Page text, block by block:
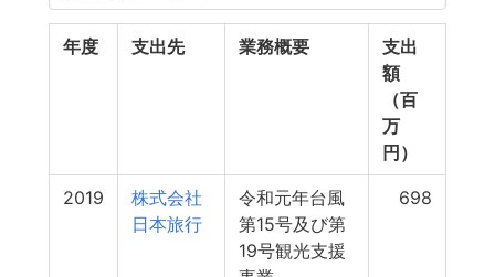
年度 支出先 業務概要
支出
額
（百
万
円）
2019
株式会社
日本旅行
令和元年台風
第15号及び第
19号観光支援
698